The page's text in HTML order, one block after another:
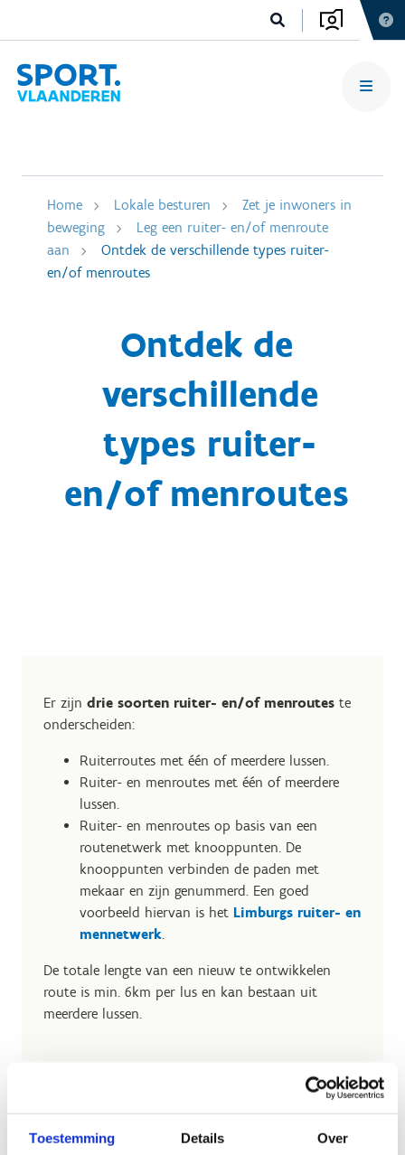
Toestemming Details Over
Home Lokale besturen
Zet je inwoners in
beweging
Leg een ruiter- en/of menroute
aan
Ontdek de verschillende types ruiter-
en/of menroutes
Ontdek de
verschillende
types ruiter-
en/of menroutes
Er zijn drie soorten ruiter- en/of menroutes te
onderscheiden:
Ruiterroutes met één of meerdere lussen.
Ruiter- en menroutes met één of meerdere
lussen.
Ruiter- en menroutes op basis van een
routenetwerk met knooppunten. De
knooppunten verbinden de paden met
mekaar en zijn genummerd. Een goed
voorbeeld hiervan is het Limburgs ruiter- en
mennetwerk.
De totale lengte van een nieuw te ontwikkelen
route is min. 6km per lus en kan bestaan uit
meerdere lussen.